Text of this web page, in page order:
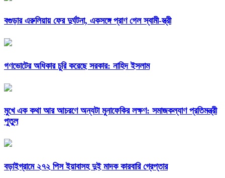
বগুড়ার এরুলিয়ায় ফের দুর্ঘটনা, একসঙ্গে প্রাণ গেল স্বামী-স্ত্রী
গণভোটের অধিকার চুরি করেছে সরকার: নাহিদ ইসলাম
মুখে এক কথা আর আচরণে অন্যটা মুনাফেকির লক্ষণ: সমাজকল্যাণ প্রতিমন্ত্রী
পুতুল
বড়াইগ্রামে ২৭২ পিস ইয়াবাসহ দুই মাদক কারবারি গ্রেপ্তার